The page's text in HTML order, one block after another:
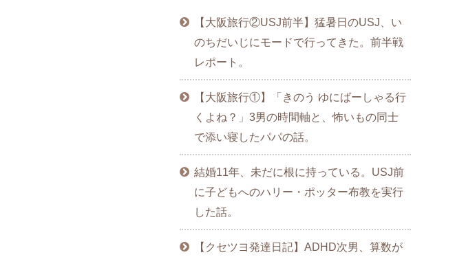
【大阪旅行②USJ前半】猛暑日のUSJ、い
のちだいじにモードで行ってきた。前半戦
レポート。
【大阪旅行①】「きのう ゆにばーしゃる行
くよね？」3男の時間軸と、怖いもの同士
で添い寝したパパの話。
結婚11年、未だに根に持っている。USJ前
に子どもへのハリー・ポッター布教を実行
した話。
【クセツヨ発達日記】ADHD次男、算数が